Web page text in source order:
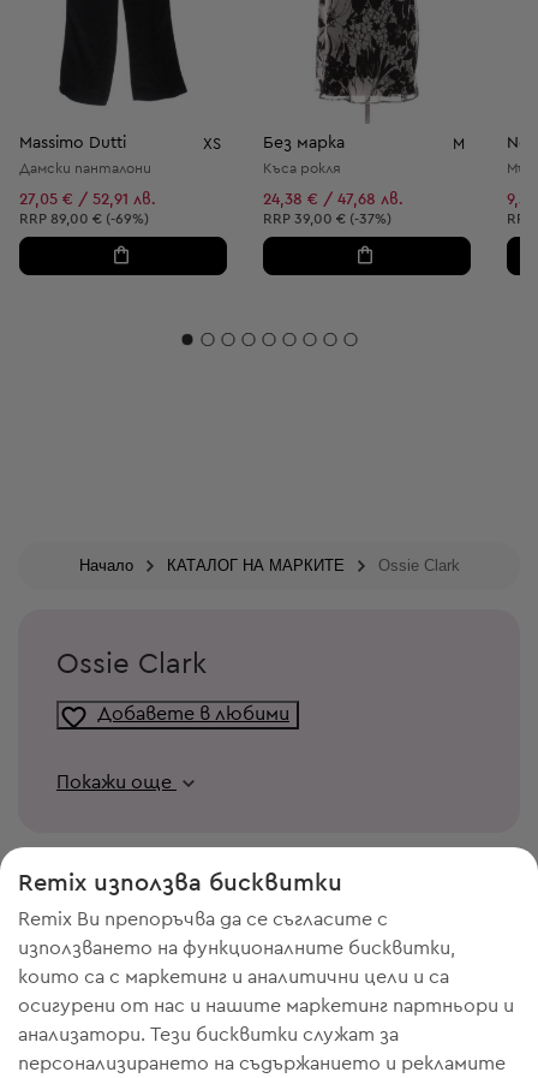
Massimo Dutti XS
Дамски панталони
27,05 € / 52,91 лв.
Препоръчителна цена:
RRP 89,00 € (-69%)
Без марка M
Къса рокля
24,38 € / 47,68 лв.
Препоръчителна цена:
RRP 39,00 € (-37%) RRP
Начало КАТАЛОГ НА МАРКИТЕ Ossie Clark
Ossie Clark
Добавете в любими
Покажи още
ИМАШ НУЖДА ОТ МЯСТО В
Remix използва бисквитки
Remix Ви препоръчва да се съгласите с
използването на функционалните бисквитки,
които са с маркетинг и аналитични цели и са
осигурени от нас и нашите маркетинг партньори и
анализатори. Тези бисквитки служат за
персонализирането на съдържанието и рекламите